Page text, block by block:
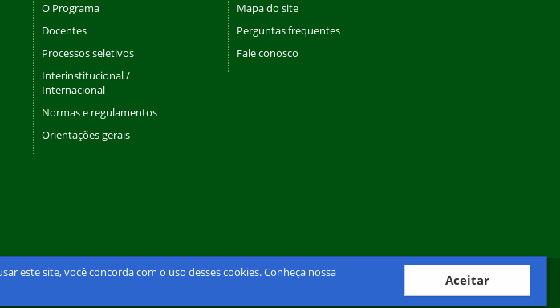
este site, você concorda com o uso desses cookies. Conheça nossa
Aceitar
O Programa
Docentes
Processos seletivos
Interinstitucional /
Internacional
Normas e regulamentos
Orientações gerais
Mapa do site
Perguntas frequentes
Fale conosco